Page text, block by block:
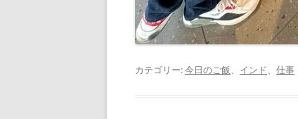
カテゴリー:今日のご飯、 インド、 仕事